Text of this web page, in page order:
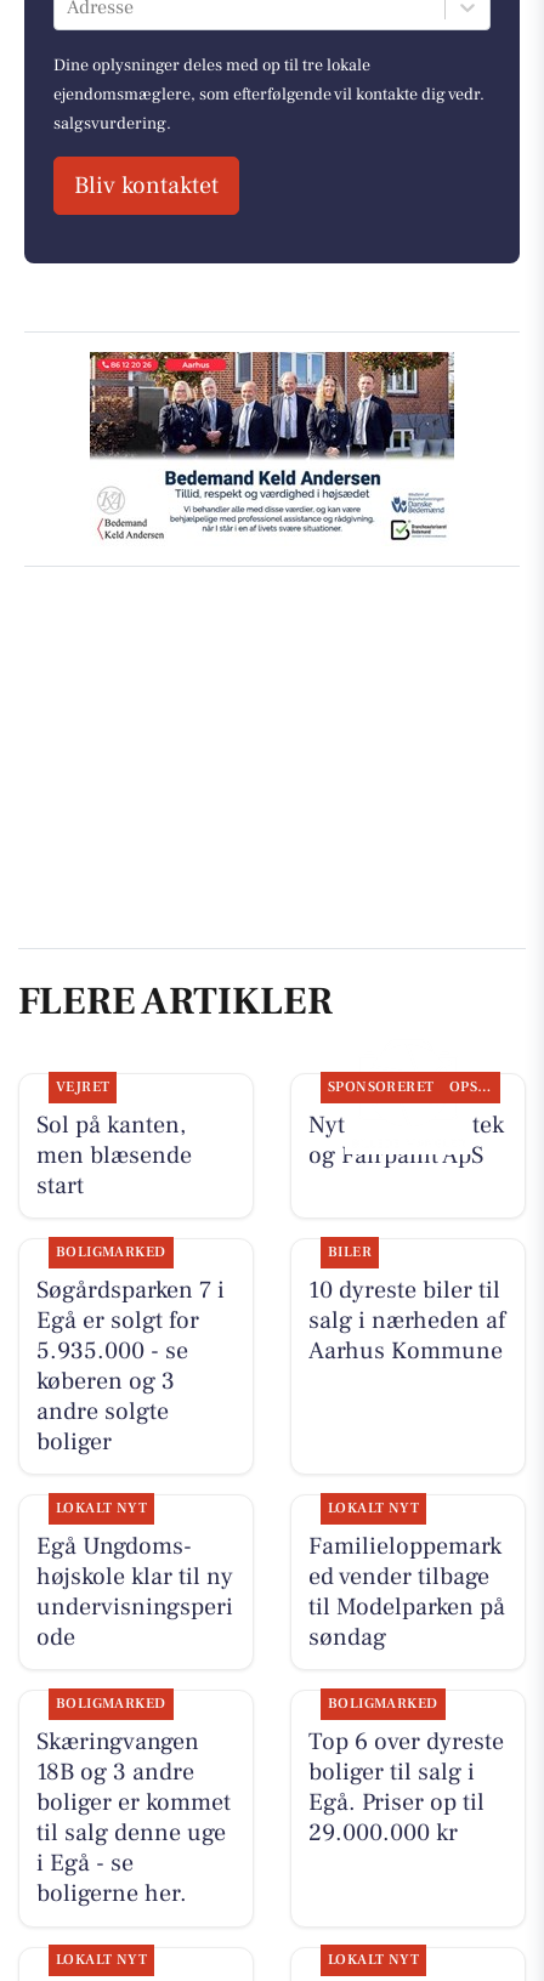
Adresse
Dine oplysninger deles med op til tre lokale
ejendomsmæglere, som efterfølgende vil kontakte dig vedr.
salgsvurdering.
Bliv kontaktet
FLERE ARTIKLER
VEJRET
Sol på kanten,
men blæsende
start
SPONSORERET OPSLAGSTAVLEN
Nyt fra Egå Apotek
og Fairpaint ApS
BOLIGMARKED
Søgårdsparken 7 i
Egå er solgt for
5.935.000 - se
køberen og 3
andre solgte
boliger
BILER
10 dyreste biler til
salg i nærheden af
Aarhus Kommune
LOKALT NYT
Egå Ungdoms-
højskole klar til ny
undervisningsperi
ode
LOKALT NYT
Familieloppemark
ed vender tilbage
til Modelparken på
søndag
BOLIGMARKED
Skæringvangen
18B og 3 andre
boliger er kommet
til salg denne uge
i Egå - se
boligerne her.
BOLIGMARKED
Top 6 over dyreste
boliger til salg i
Egå. Priser op til
29.000.000 kr
LOKALT NYT LOKALT NYT